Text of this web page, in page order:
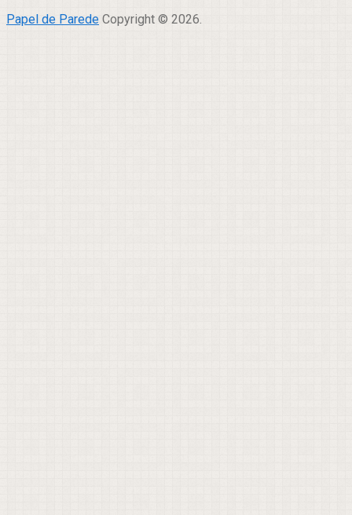
Papel de Parede Copyright © 2026.